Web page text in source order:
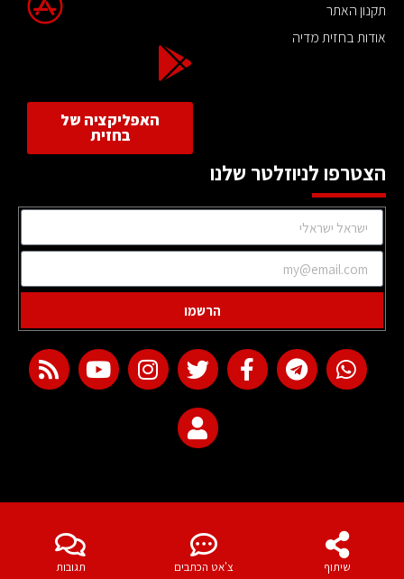
שיתוף צ'אט הכתבים תגובות
תקנון האתר
אודות בחזית מדיה
האפליקציה של
בחזית
הצטרפו לניוזלטר שלנו
הרשמו
web development